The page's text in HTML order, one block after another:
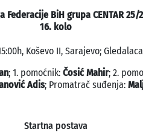
Federacije BiH grupa CENTAR 25/
16. kolo
Koševo II, Sarajevo;
; 1. pomoćnik: Čosić Mahir; 2.
Adis; Promatrač suđenja:
Startna postava